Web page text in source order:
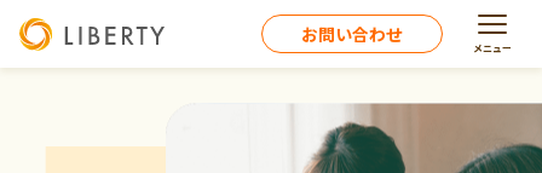
お問い合わせ
メニュー